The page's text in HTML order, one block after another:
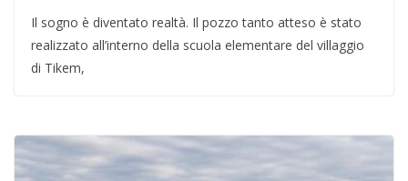
Il sogno è diventato realtà. Il pozzo tanto atteso è stato
realizzato all’interno della scuola elementare del villaggio
di Tikem,